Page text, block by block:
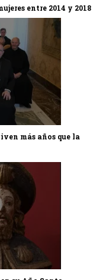
entre 2014 y 2018
más años que la